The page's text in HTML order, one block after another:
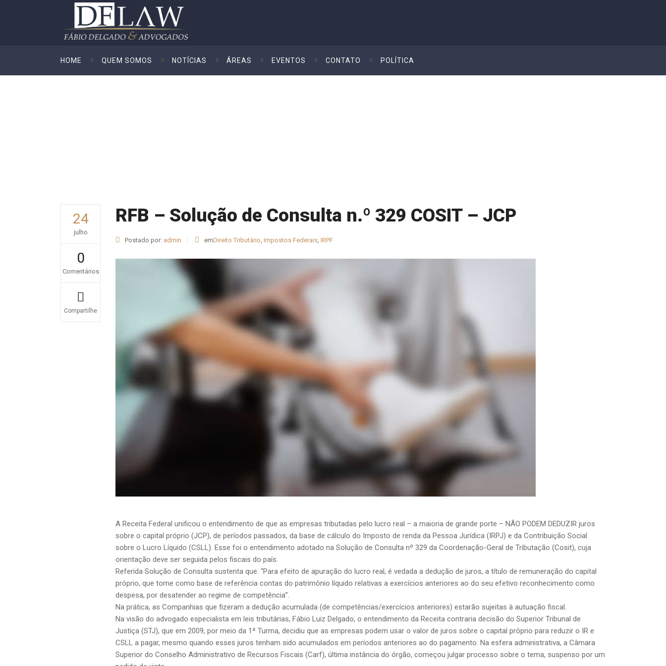
HOME QUEM SOMOS NOTÍCIAS ÁREAS EVENTOS CONTATO POLÍTICA
24
julho
0
Comentários
Compartilhe
RFB – Solução de Consulta n.º 329 COSIT – JCP
Postado por: admin emDireito Tributário, Impostos Federais, IRPF
A Receita Federal unificou o entendimento de que as empresas tributadas pelo lucro real – a maioria de grande porte – NÃO PODEM DEDUZIR juros
sobre o capital próprio (JCP), de períodos passados, da base de cálculo do Imposto de renda da Pessoa Jurídica (IRPJ) e da Contribuição Social
sobre o Lucro Líquido (CSLL). Esse foi o entendimento adotado na Solução de Consulta nº 329 da Coordenação-Geral de Tributação (Cosit), cuja
orientação deve ser seguida pelos fiscais do país.
Referida Solução de Consulta sustenta que: “Para efeito de apuração do lucro real, é vedada a dedução de juros, a título de remuneração do capital
próprio, que tome como base de referência contas do patrimônio líquido relativas a exercícios anteriores ao do seu efetivo reconhecimento como
despesa, por desatender ao regime de competência”.
Na prática, as Companhias que fizeram a dedução acumulada (de competências/exercícios anteriores) estarão sujeitas à autuação fiscal.
Na visão do advogado especialista em leis tributárias, Fábio Luiz Delgado, o entendimento da Receita contraria decisão do Superior Tribunal de
Justiça (STJ), que em 2009, por meio da 1ª Turma, decidiu que as empresas podem usar o valor de juros sobre o capital próprio para reduzir o IR e
CSLL a pagar, mesmo quando esses juros tenham sido acumulados em períodos anteriores ao do pagamento. Na esfera administrativa, a Câmara
Superior do Conselho Administrativo de Recursos Fiscais (Carf), última instância do órgão, começou julgar processo sobre o tema, suspenso por um